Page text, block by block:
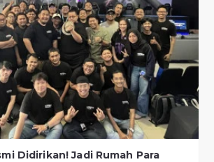
Didirikan! Jadi Rumah Para